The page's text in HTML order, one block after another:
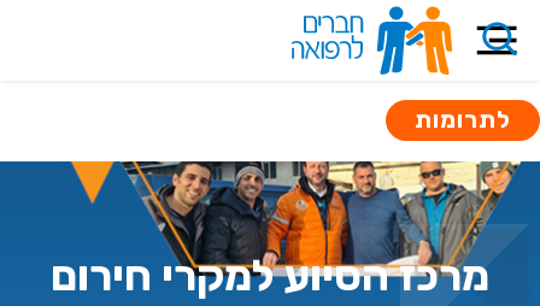
לתרומות
מרכז הסיוע למקרי חירום